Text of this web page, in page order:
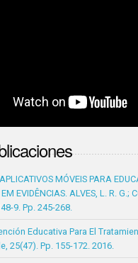
MÓVEIS PARA
EVIDÊNCIAS. ALVES, L. R.
9. Pp. 245-268.
Educativa Para El
25(47). Pp. 155-172. 2016.